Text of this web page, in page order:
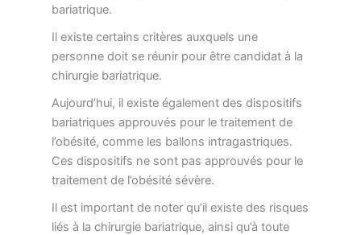
bariatrique.
Il existe certains critères auxquels une
personne doit se réunir pour être candidat à la
chirurgie bariatrique.
Aujourd’hui, il existe également des dispositifs
bariatriques approuvés pour le traitement de
l’obésité, comme les ballons intragastriques.
Ces dispositifs ne sont pas approuvés pour le
traitement de l’obésité sévère.
Il est important de noter qu’il existe des risques
liés à la chirurgie bariatrique, ainsi qu’à toute